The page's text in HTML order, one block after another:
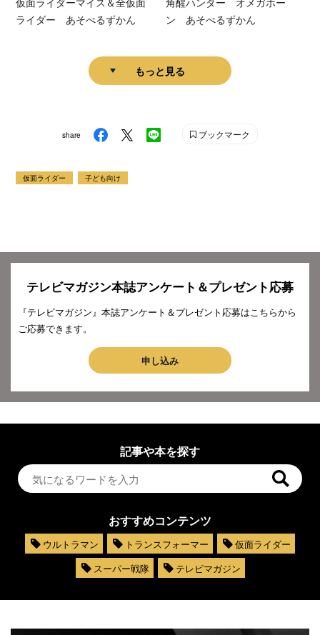
ライダー あそべるずかん
ン あそべるずかん
もっと見る
share ブックマーク
仮面ライダー 子ども向け
テレビマガジン本誌アンケート＆プレゼント応募
『テレビマガジン』本誌アンケート＆プレゼント応募はこちらから
ご応募できます。
申し込み
記事や本を探す
おすすめコンテンツ
ウルトラマン トランスフォーマー
仮面ライダー
スーパー戦隊
テレビマガジン